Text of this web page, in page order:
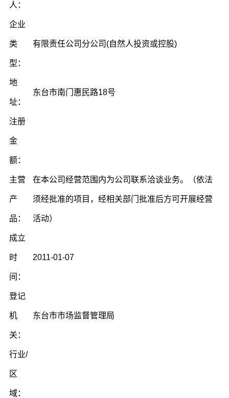
人：
企业
类
型：
有限责任公司分公司(自然人投资或控股)
地
址：
东台市南门惠民路18号
注册
金
额：
主营
产
品：
在本公司经营范围内为公司联系洽谈业务。（依法
须经批准的项目，经相关部门批准后方可开展经营
活动）
成立
时
间：
2011-01-07
登记
机
关：
东台市市场监督管理局
行业/
区
域：